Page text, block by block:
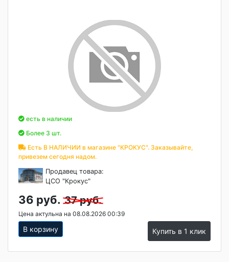
есть в наличии
Более 3 шт.
Есть В НАЛИЧИИ в магазине "КРОКУС". Заказывайте,
привезем сегодня надом.
Продавец товара:
ЦСО "Крокус"
36 руб. 37 руб.
Цена актульна на 08.08.2026 00:39
В корзину Купить в 1 клик